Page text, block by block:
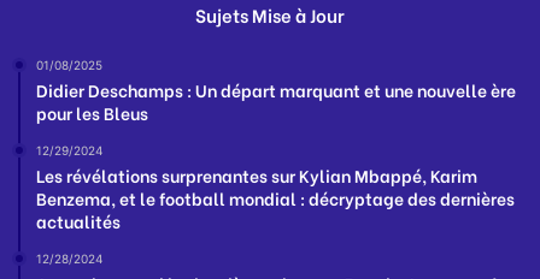
Sujets Mise à Jour
01/08/2025
Didier Deschamps : Un départ marquant et une nouvelle ère
pour les Bleus
12/29/2024
Les révélations surprenantes sur Kylian Mbappé, Karim
Benzema, et le football mondial : décryptage des dernières
actualités
12/28/2024